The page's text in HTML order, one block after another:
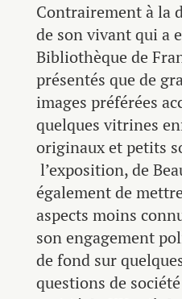
Contrairement à la
de son vivant qui a
Bibliothèque de
présentés que de
images préférées
quelques vitrines
originaux et petits
l’exposition, de
également de
aspects moins
son engagement
de fond sur
questions de